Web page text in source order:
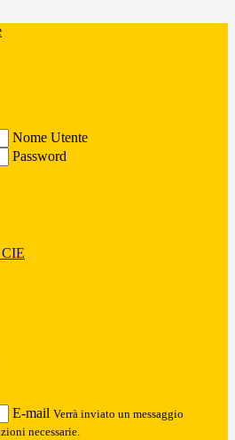
Nome Utente
Password
E-mail Verrà inviato un messaggio
necessarie.